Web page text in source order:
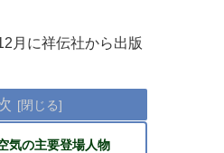
月に祥伝社から出版
気の主要登場人物